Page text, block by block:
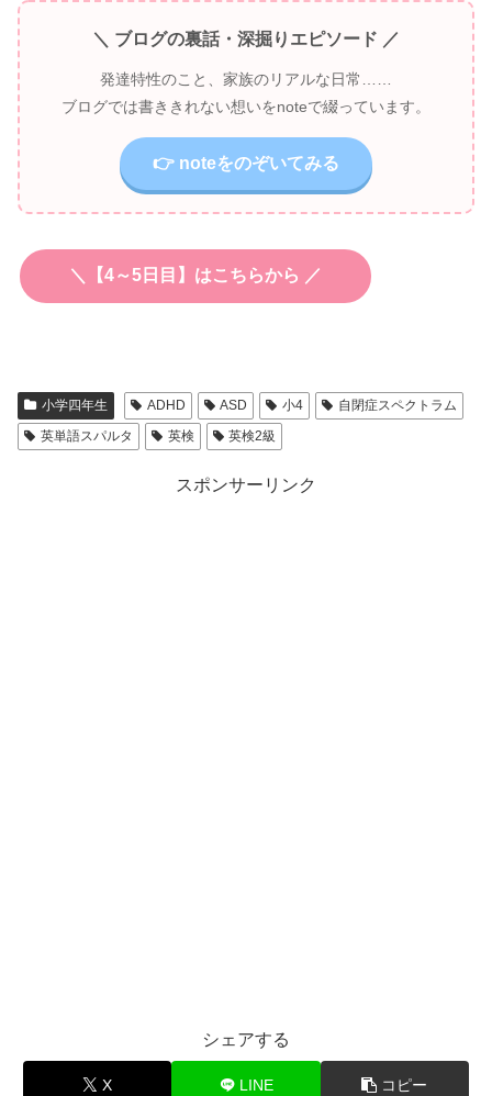
＼ ブログの裏話・深掘りエピソード ／
発達特性のこと、家族のリアルな日常……
ブログでは書ききれない想いをnoteで綴っています。
👉 noteをのぞいてみる
＼【4～5日目】はこちらから ／
小学四年生 ADHD ASD 小4
自閉症スペクトラム
英単語スパルタ
英検 英検2級
スポンサーリンク
シェアする
X LINE コピー